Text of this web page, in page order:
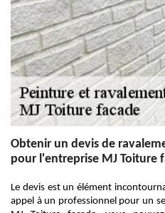
Obtenir un devis de
pour l'entreprise MJ Toiture
Le devis est un élément
appel à un professionnel pour un